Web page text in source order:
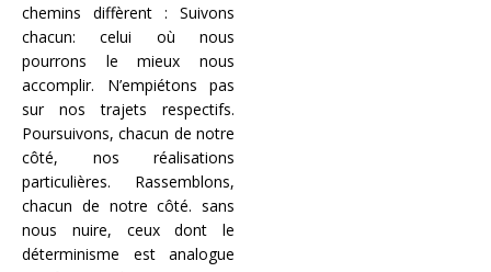
chemins diffèrent : Suivons
chacun: celui où nous
pourrons le mieux nous
accomplir. N’empiétons pas
sur nos trajets respectifs.
Poursuivons, chacun de notre
côté, nos réalisations
particulières. Rassemblons,
chacun de notre côté. sans
nous nuire, ceux dont le
déterminisme est analogue